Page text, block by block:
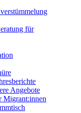
für
Angebote
Migrant:innen